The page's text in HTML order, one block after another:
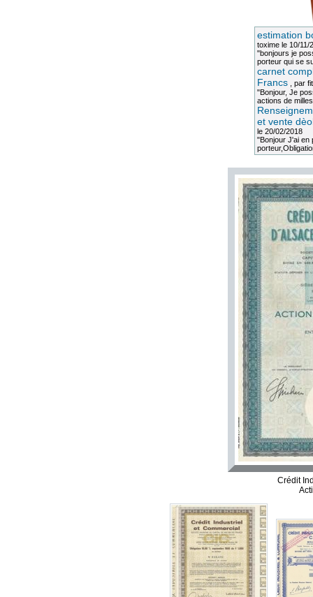
estimation
toximele 10/11/
"bonjours je
porteur qui se
carnet
Francs, par
"Bonjour, Je
actions de
et vente
le 20/02/2018
"Bonjour J'ai en
Crédit